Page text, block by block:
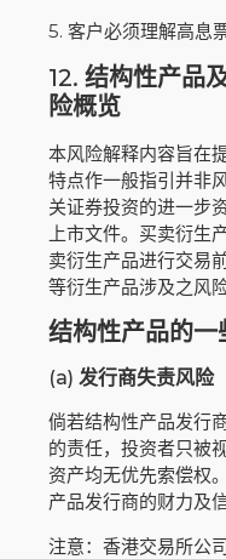
5. 客户必须理解高息
12. 结构性产品
险概览
本风险解释内容旨在
特点作一般指引并非
关证券投资的进一步
上市文件。买卖衍生
卖衍生产品进行交易
等衍生产品涉及之风
结构性产品的一
(a) 发行商失责风险
倘若结构性产品发行
的责任，投资者只被
资产均无优先索偿权
产品发行商的财力及信
注意：香港交易所公